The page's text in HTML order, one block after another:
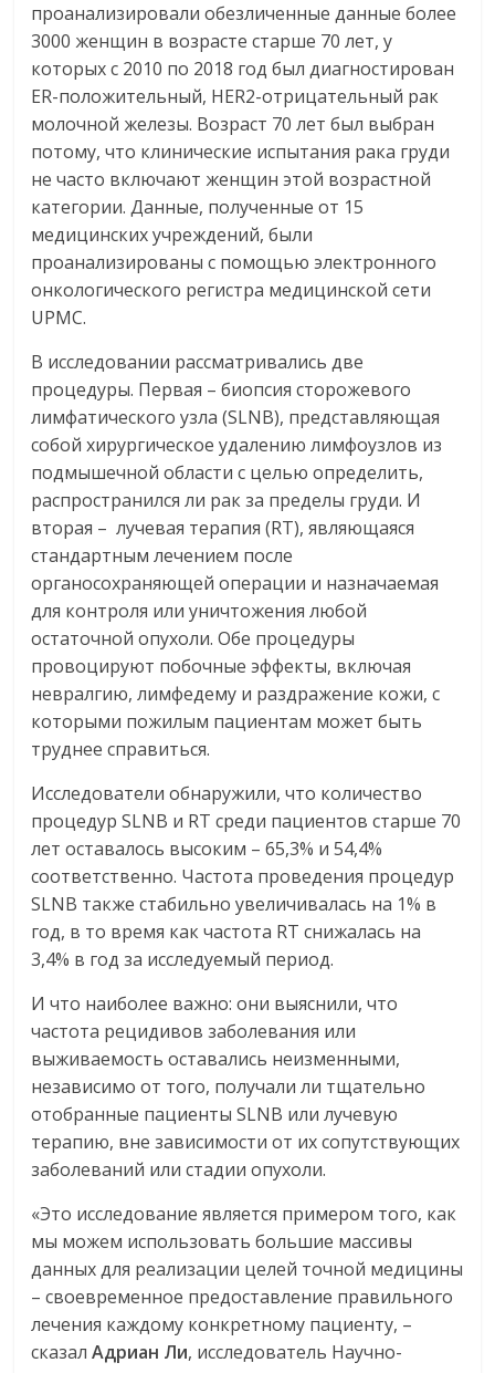
проанализировали обезличенные данные более
3000 женщин в возрасте старше 70 лет, у
которых с 2010 по 2018 год был диагностирован
ER-положительный, HER2-отрицательный рак
молочной железы. Возраст 70 лет был выбран
потому, что клинические испытания рака груди
не часто включают женщин этой возрастной
категории. Данные, полученные от 15
медицинских учреждений, были
проанализированы с помощью электронного
онкологического регистра медицинской сети
UPMC.
В исследовании рассматривались две
процедуры. Первая – биопсия сторожевого
лимфатического узла (SLNB), представляющая
собой хирургическое удалению лимфоузлов из
подмышечной области с целью определить,
распространился ли рак за пределы груди. И
вторая – лучевая терапия (RT), являющаяся
стандартным лечением после
органосохраняющей операции и назначаемая
для контроля или уничтожения любой
остаточной опухоли. Обе процедуры
провоцируют побочные эффекты, включая
невралгию, лимфедему и раздражение кожи, с
которыми пожилым пациентам может быть
труднее справиться.
Исследователи обнаружили, что количество
процедур SLNB и RT среди пациентов старше 70
лет оставалось высоким – 65,3% и 54,4%
соответственно. Частота проведения процедур
SLNB также стабильно увеличивалась на 1% в
год, в то время как частота RT снижалась на
3,4% в год за исследуемый период.
И что наиболее важно: они выяснили, что
частота рецидивов заболевания или
выживаемость оставались неизменными,
независимо от того, получали ли тщательно
отобранные пациенты SLNB или лучевую
терапию, вне зависимости от их сопутствующих
заболеваний или стадии опухоли.
«Это исследование является примером того, как
мы можем использовать большие массивы
данных для реализации целей точной медицины
– своевременное предоставление правильного
лечения каждому конкретному пациенту, –
сказалАдриан Ли, исследователь Научно-